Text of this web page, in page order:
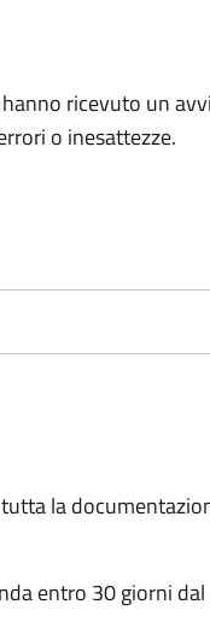
ricevuto un
o inesattezze.
la
entro 30 giorni